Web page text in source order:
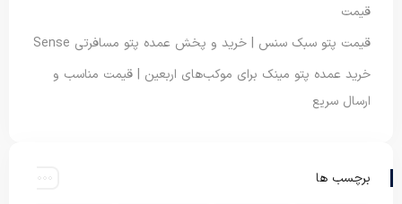
قیمت
قیمت پتو سبک سنس | خرید و پخش عمده پتو مسافرتی Sense
خرید عمده پتو مینک برای موکب‌های اربعین | قیمت مناسب و
ارسال سریع
برچسب ها